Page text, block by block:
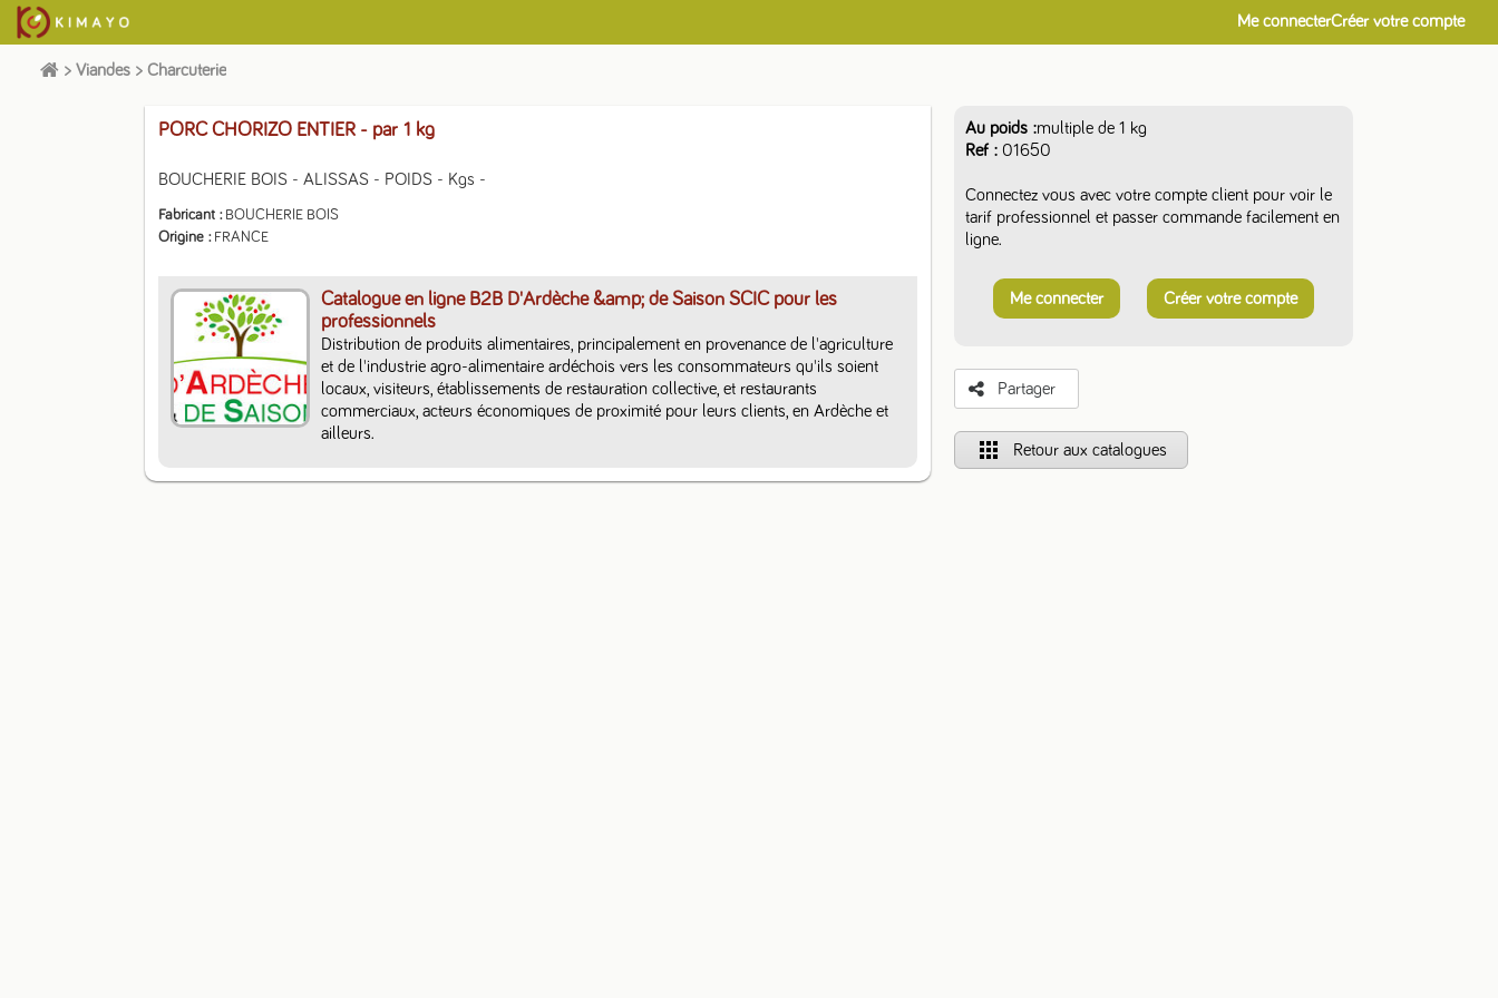
Me connecterCréer votre compte
> Viandes > Charcuterie
PORC CHORIZO ENTIER - par 1 kg
BOUCHERIE BOIS - ALISSAS - POIDS - Kgs -
Fabricant
BOUCHERIE BOIS
Origine
FRANCE
Catalogue en ligne B2B D'Ardèche &amp; de Saison SCIC pour les
professionnels
Distribution de produits alimentaires, principalement en provenance de l'agriculture
et de l'industrie agro-alimentaire ardéchois vers les consommateurs qu'ils soient
locaux, visiteurs, établissements de restauration collective, et restaurants
commerciaux, acteurs économiques de proximité pour leurs clients, en Ardèche et
ailleurs.
Au poids multiple de 1 kg
Ref
01650
Connectez vous avec votre compte client pour voir le
tarif professionnel et passer commande facilement en
ligne.
Me connecter Créer votre compte
Partager
apps Retour aux catalogues